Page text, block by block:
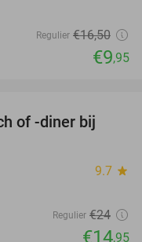
Regulier €16,50
€9,95
38%
of -diner bij
9.7 star
Regulier €24
€14,95